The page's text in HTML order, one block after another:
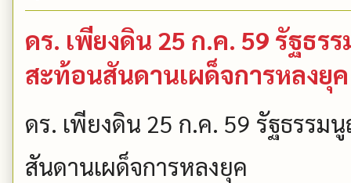
ดร. เพียงดิน 25 ก.ค. 59 รัฐธ
สะท้อนสันดานเผด็จการหลงยุค
ดร. เพียงดิน 25 ก.ค. 59 รัฐธรร
สันดานเผด็จการหลงยุค